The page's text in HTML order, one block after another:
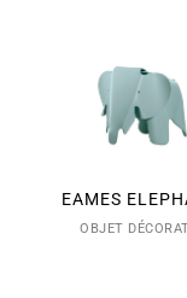
EAMES
OBJET